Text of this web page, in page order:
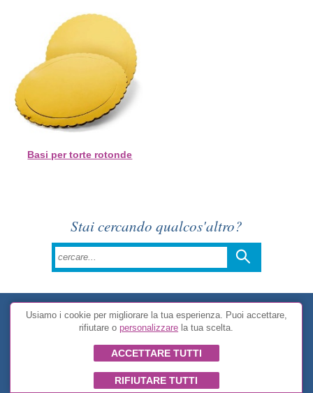
Basi per torte rotonde
Stai cercando qualcos'altro?
Aiuto e contatto
Costi di spedizione
Forme di pagamento
Garanzia e restituzione
Usiamo i cookie per migliorare la tua esperienza. Puoi accettare,
rifiutare opersonalizzare la tua scelta.
ACCETTARE TUTTI
RIFIUTARE TUTTI